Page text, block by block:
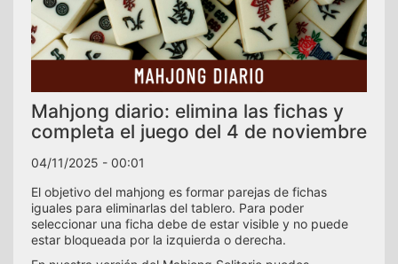
Mahjong diario: elimina las fichas y
completa el juego del 4 de noviembre
04/11/2025 - 00:01
El objetivo del mahjong es formar parejas de fichas
iguales para eliminarlas del tablero. Para poder
seleccionar una ficha debe de estar visible y no puede
estar bloqueada por la izquierda o derecha.